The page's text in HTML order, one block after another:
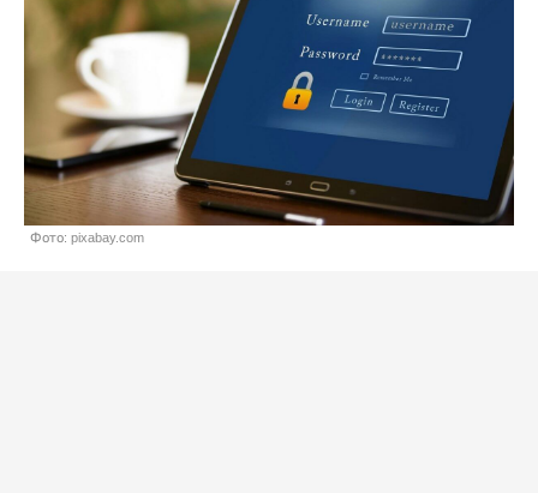
Фото: pixabay.com